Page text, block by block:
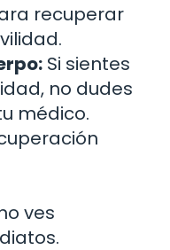
recuperar
Si sientes
no dudes
médico.
ves